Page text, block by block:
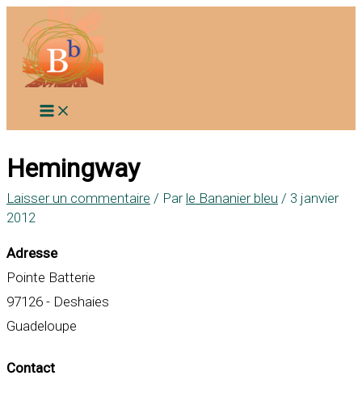
contenu
Hemingway
Laisser un commentaire / Par le Bananier bleu / 3 janvier
2012
Adresse
Pointe Batterie
97126 - Deshaies
Guadeloupe
Contact